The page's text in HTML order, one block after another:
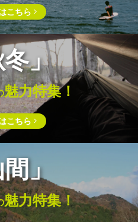
こちら
」
魅⼒特集！
こちら
」
魅力特集！